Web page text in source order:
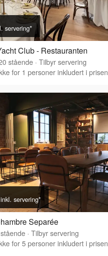
servering*
Club - Restauranten
stående · Tilbyr servering
for 1 personer inkludert i prisen
inkl. servering*
Separée
stående · Tilbyr servering
for 5 personer inkludert i prisen